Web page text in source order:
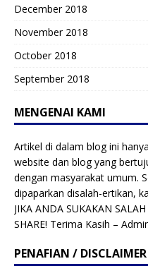
December 2018
November 2018
October 2018
September 2018
MENGENAI KAMI
Artikel di dalam blog ini
website dan blog yang
dengan masyarakat umum.
dipaparkan disalah-ertikan,
JIKA ANDA SUKAKAN
SHARE! Terima Kasih –
PENAFIAN / DISCLAIMER